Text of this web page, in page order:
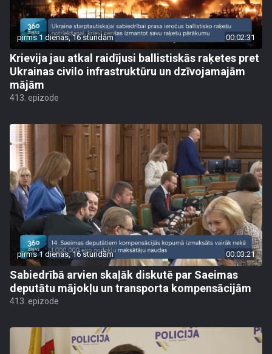
pirms 1 dienas, 16 stundām 00:02:31
Krievija jau atkal raidījusi ballistiskās raķetes pret
Ukrainas civilo infrastruktūru un dzīvojamajām
mājām
413. epizode
pirms 1 dienas, 16 stundām 00:03:21
Sabiedrībā arvien skaļāk diskutē par Saeimas
deputātu mājokļu un transporta kompensācijām
413. epizode